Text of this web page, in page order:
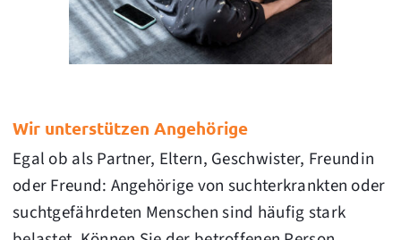
Wir unterstützen Angehörige
Egal ob als Partner, Eltern, Geschwister, Freundin
oder Freund: Angehörige von suchterkrankten oder
suchtgefährdeten Menschen sind häufig stark